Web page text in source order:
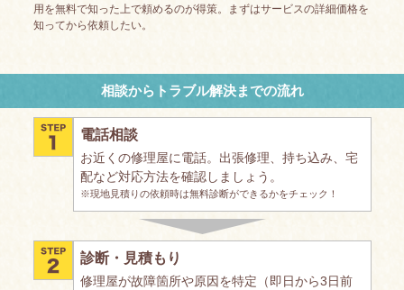
用を無料で知った上で頼めるのが得策。まずはサービスの詳細価格を
知ってから依頼したい。
相談からトラブル解決までの流れ
電話相談
お近くの修理屋に電話。出張修理、持ち込み、宅
配など対応方法を確認しましょう。
※現地見積りの依頼時は無料診断ができるかをチェック！
診断・見積もり
修理屋が故障箇所や原因を特定（即日から3日前